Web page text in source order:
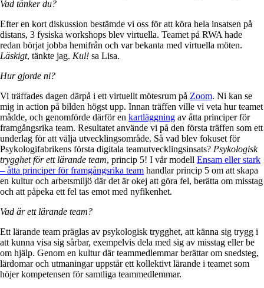
Vad tänker du?
Efter en kort diskussion bestämde vi oss för att köra hela insatsen på
distans, 3 fysiska workshops blev virtuella. Teamet på RWA hade
redan börjat jobba hemifrån och var bekanta med virtuella möten.
Läskigt, tänkte jag. Kul! sa Lisa.
Hur gjorde ni?
Vi träffades dagen därpå i ett virtuellt mötesrum på Zoom. Ni kan se
mig in action på bilden högst upp. Innan träffen ville vi veta hur teamet
mådde, och genomförde därför en kartläggning av åtta principer för
framgångsrika team. Resultatet använde vi på den första träffen som ett
underlag för att välja utvecklingsområde. Så vad blev fokuset för
Psykologifabrikens första digitala teamutvecklingsinsats? Psykologisk
trygghet för ett lärande team, princip 5! I vår modell Ensam eller stark
– åtta principer för framgångsrika team handlar princip 5 om att skapa
en kultur och arbetsmiljö där det är okej att göra fel, berätta om misstag
och att påpeka ett fel tas emot med nyfikenhet.
Vad är ett lärande team?
Ett lärande team präglas av psykologisk trygghet, att känna sig trygg i
att kunna visa sig sårbar, exempelvis dela med sig av misstag eller be
om hjälp. Genom en kultur där teammedlemmar berättar om snedsteg,
lärdomar och utmaningar uppstår ett kollektivt lärande i teamet som
höjer kompetensen för samtliga teammedlemmar.